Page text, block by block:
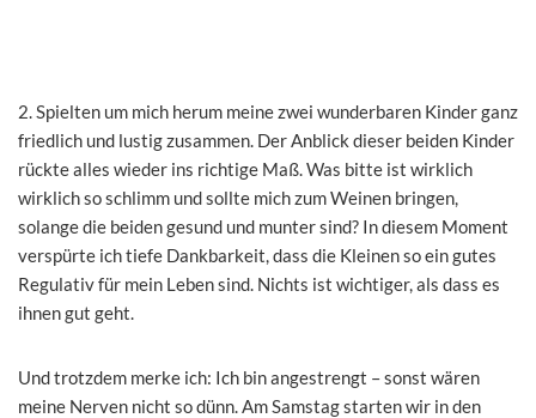
2. Spielten um mich herum meine zwei wunderbaren Kinder ganz
friedlich und lustig zusammen. Der Anblick dieser beiden Kinder
rückte alles wieder ins richtige Maß. Was bitte ist wirklich
wirklich so schlimm und sollte mich zum Weinen bringen,
solange die beiden gesund und munter sind? In diesem Moment
verspürte ich tiefe Dankbarkeit, dass die Kleinen so ein gutes
Regulativ für mein Leben sind. Nichts ist wichtiger, als dass es
ihnen gut geht.
Und trotzdem merke ich: Ich bin angestrengt – sonst wären
meine Nerven nicht so dünn. Am Samstag starten wir in den